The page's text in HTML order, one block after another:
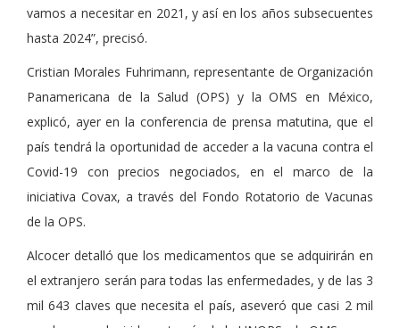
vamos a necesitar en 2021, y así en los años subsecuentes
hasta 2024 , precisó.
Cristian Morales Fuhrimann, representante de Organización
Panamericana de la Salud (OPS) y la OMS en México,
explicó, ayer en la conferencia de prensa matutina, que el
país tendrá la oportunidad de acceder a la vacuna contra el
Covid-19 con precios negociados, en el marco de la
iniciativa Covax, a través del Fondo Rotatorio de Vacunas
de la OPS.
Alcocer detalló que los medicamentos que se adquirirán en
el extranjero serán para todas las enfermedades, y de las 3
mil 643 claves que necesita el país, aseveró que casi 2 mil